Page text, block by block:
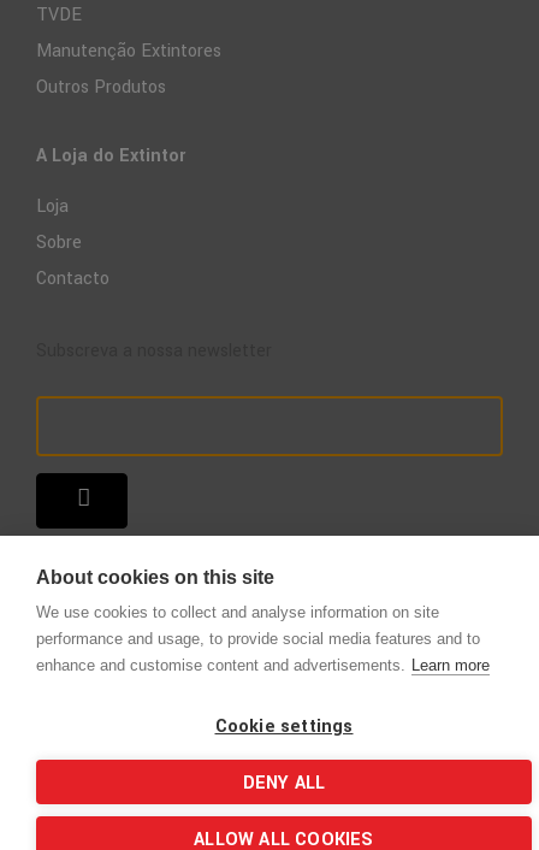
TVDE
Manutenção Extintores
Outros Produtos
A Loja do Extintor
Loja
Sobre
Contacto
Copyright © 2025 – A Loja do Extintor .Todos os direitos reservados.
About cookies on this site
We use cookies to collect and analyse information on site
performance and usage, to provide social media features and to
enhance and customise content and advertisements. Learn more
Cookie settings
DENY ALL
ALLOW ALL COOKIES